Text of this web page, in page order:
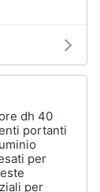
dh 40
portanti
per
per